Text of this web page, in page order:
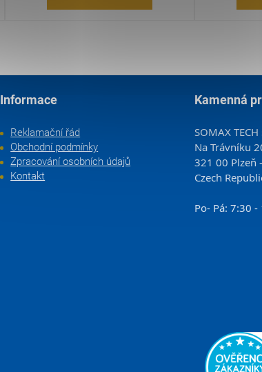
Informace
Reklamační řád
Obchodní podmínky
Zpracování osobních údajů
Kontakt
Kamenná
SOMAX
Na Trávníku
321 00 Plzeň
Czech
Po- Pá: 7:30 -